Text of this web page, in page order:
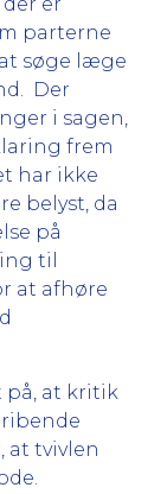
parterne
søge læge
Der
i sagen,
frem
har ikke
belyst, da
på
til
at afhøre
at kritik
at tvivlen